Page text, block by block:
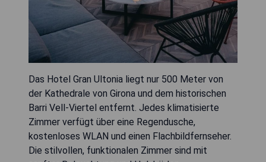
Das Hotel Gran Ultonia liegt nur 500 Meter von
der Kathedrale von Girona und dem historischen
Barri Vell-Viertel entfernt. Jedes klimatisierte
Zimmer verfügt über eine Regendusche,
kostenloses WLAN und einen Flachbildfernseher.
Die stilvollen, funktionalen Zimmer sind mit